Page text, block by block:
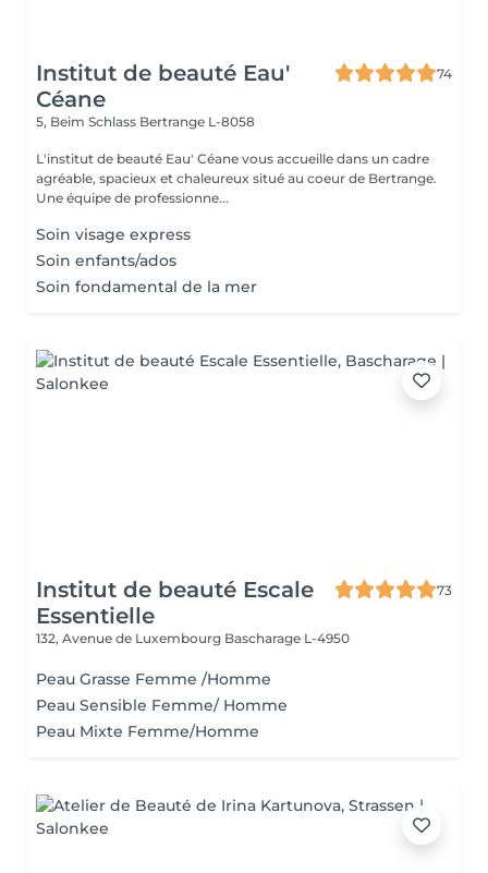
Institut de beauté Eau'
Céane
74
5, Beim Schlass Bertrange L-8058
L'institut de beauté Eau' Céane vous accueille dans un cadre
agréable, spacieux et chaleureux situé au coeur de Bertrange.
Une équipe de professionne...
Soin visage express
Soin enfants/ados
Soin fondamental de la mer
Institut de beauté Escale
Essentielle
73
132, Avenue de Luxembourg Bascharage L-4950
Peau Grasse Femme /Homme
Peau Sensible Femme/ Homme
Peau Mixte Femme/Homme